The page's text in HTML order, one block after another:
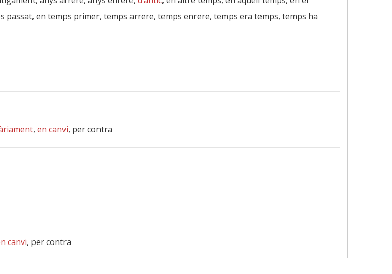
passat, en temps primer, temps arrere, temps enrere, temps era temps, temps ha
, en canvi, per contra
canvi, per contra